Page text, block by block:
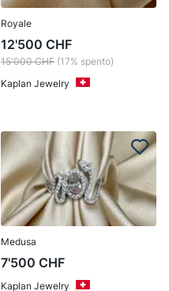
Royale
12'500 CHF
15'000 CHF (17% spento)
Kaplan Jewelry
Medusa
7'500 CHF
Kaplan Jewelry